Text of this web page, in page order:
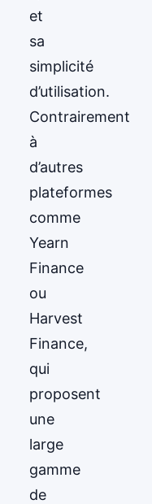
et
sa
simplicité
d’utilisation.
Contrairement
à
d’autres
plateformes
comme
Yearn
Finance
ou
Harvest
Finance,
qui
proposent
une
large
gamme
de